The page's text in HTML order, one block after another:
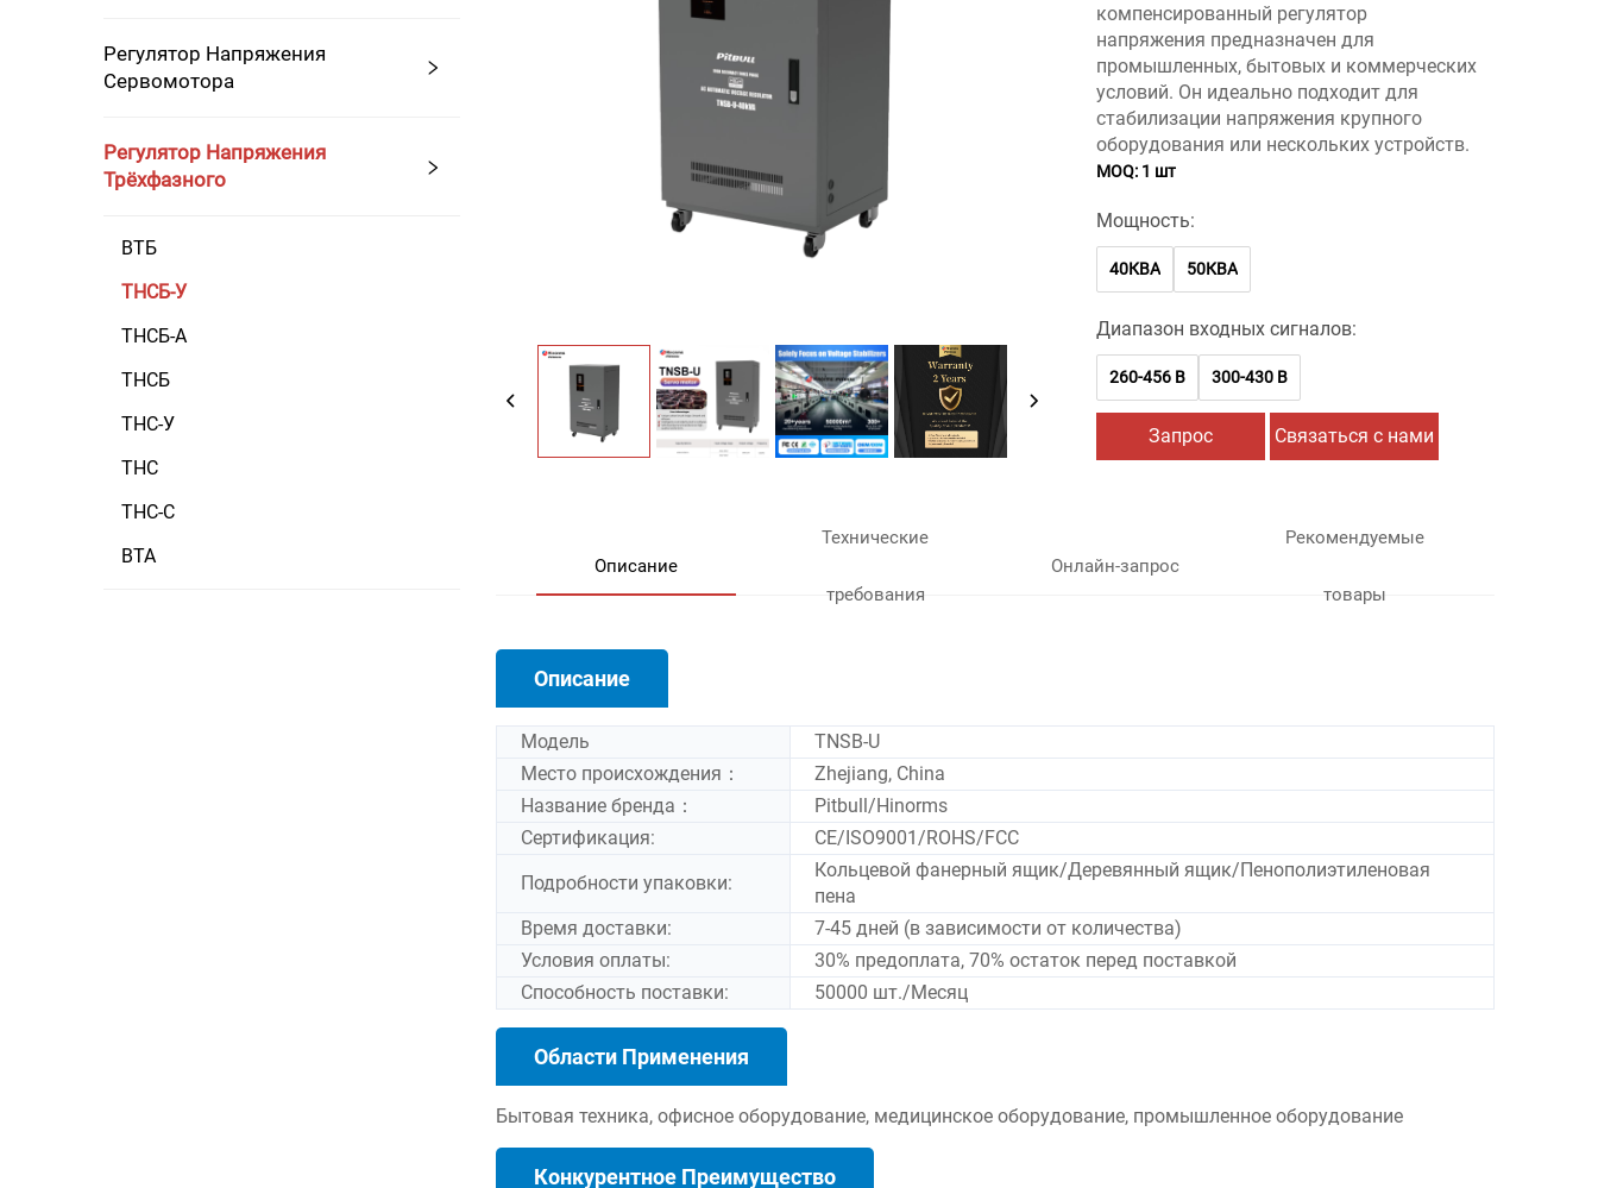
Регулятор Напряжения
Сервомотора
Регулятор Напряжения
Трёхфазного
ВТБ
ТНСБ-У
ТНСБ-А
ТНСБ
ТНС-У
ТНС
ТНС-С
ВТА
компенсированный регулятор
напряжения предназначен для
промышленных, бытовых и коммерческих
условий. Он идеально подходит для
стабилизации напряжения крупного
оборудования или нескольких устройств.
MOQ: 1 шт
Мощность:
40КВА 50КВА
Диапазон входных сигналов:
260-456 В 300-430 В
Запрос Связаться с нами
Описание
Технические
требования
Онлайн-запрос
Рекомендуемые
товары
Описание
Модель
TNSB-U
Место происхождения：
Zhejiang, China
Название бренда：
Pitbull/Hinorms
Сертификация:
CE/ISO9001/ROHS/FCC
Подробности упаковки:
Кольцевой фанерный ящик/Деревянный ящик/Пенополиэтиленовая
пена
Время доставки:
7-45 дней (в зависимости от количества)
Условия оплаты:
30% предоплата, 70% остаток перед поставкой
Способность поставки:
50000 шт./Месяц
Области Применения
Бытовая техника, офисное оборудование, медицинское оборудование, промышленное оборудование
Конкурентное Преимущество